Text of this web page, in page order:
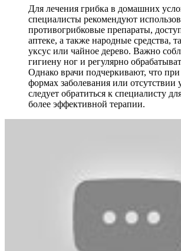
Для лечения грибка в домашних
специалисты рекомендуют
противогрибковые препараты,
аптеке, а также народные средства,
уксус или чайное дерево. Важно
гигиену ног и регулярно
Однако врачи подчеркивают, что
формах заболевания или отсутствии
следует обратиться к специалисту
более эффективной терапии.